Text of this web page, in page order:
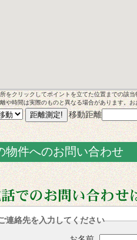
をクリックしてポイントを立てた位置までの該
や時間は実際のものと異なる場合があります。
移動距離
物件へのお問い合わせ
連絡先を入力してください